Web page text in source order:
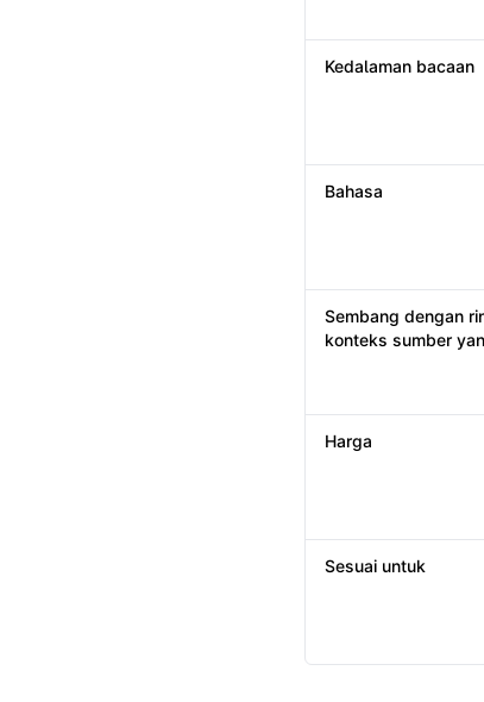
Kedalaman bacaan
Bahasa
Sembang dengan
konteks sumber
Harga
Sesuai untuk